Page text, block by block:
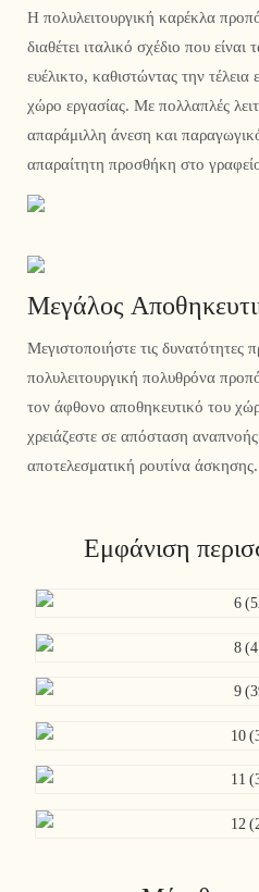
Η πολυλειτουργική καρέκλα
διαθέτει ιταλικό σχέδιο που
ευέλικτο, καθιστώντας την
χώρο εργασίας. Με πολλαπλές
απαράμιλλη άνεση και
απαραίτητη προσθήκη στο
Μεγάλος
Μεγιστοποιήστε τις δυνατότητες
πολυλειτουργική πολυθρόνα
τον άφθονο αποθηκευτικό του
χρειάζεστε σε απόσταση
αποτελεσματική ρουτίνα άσκησης.
Εμφάνιση